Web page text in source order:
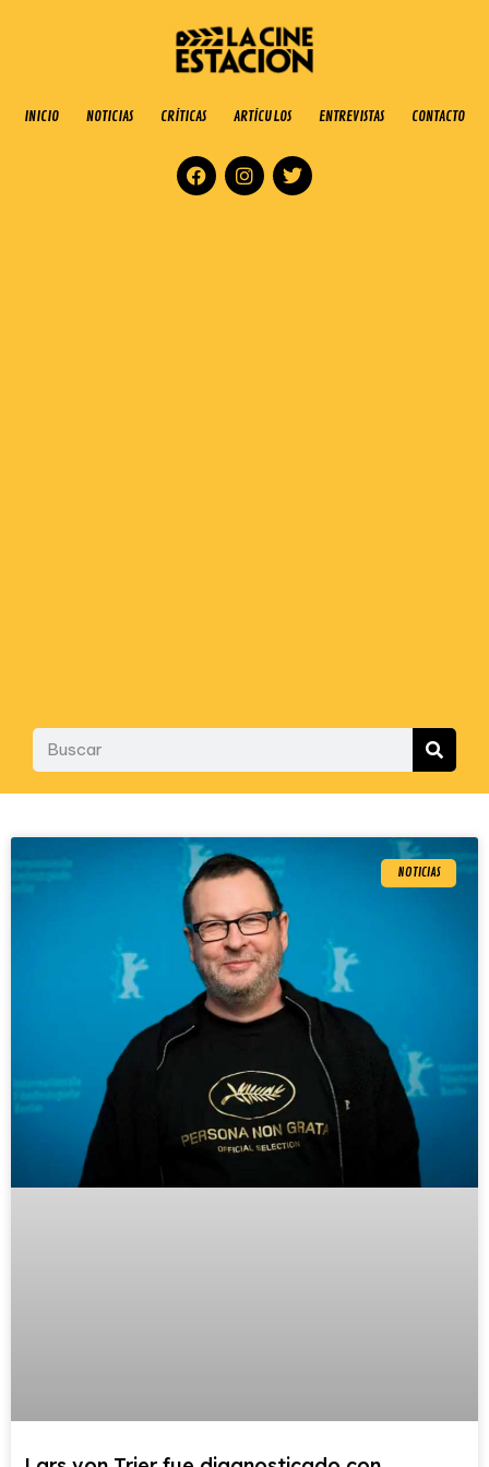
INICIO NOTICIAS CRÍTICAS ARTÍCULOS ENTREVISTAS CONTACTO
NOTICIAS